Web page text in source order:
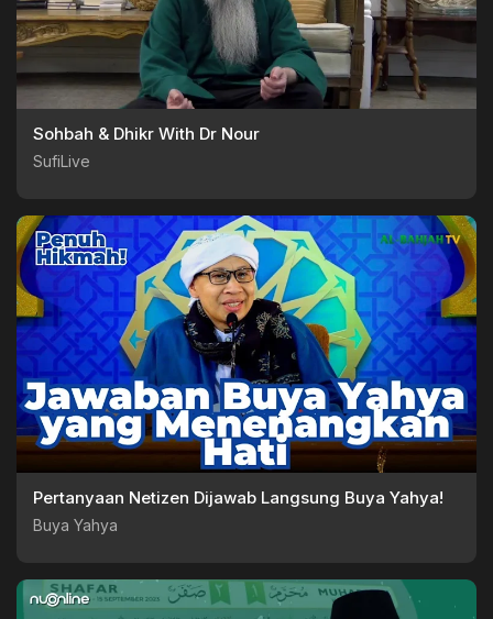
Sohbah & Dhikr With Dr Nour
SufiLive
Pertanyaan Netizen Dijawab Langsung Buya Yahya!
Buya Yahya